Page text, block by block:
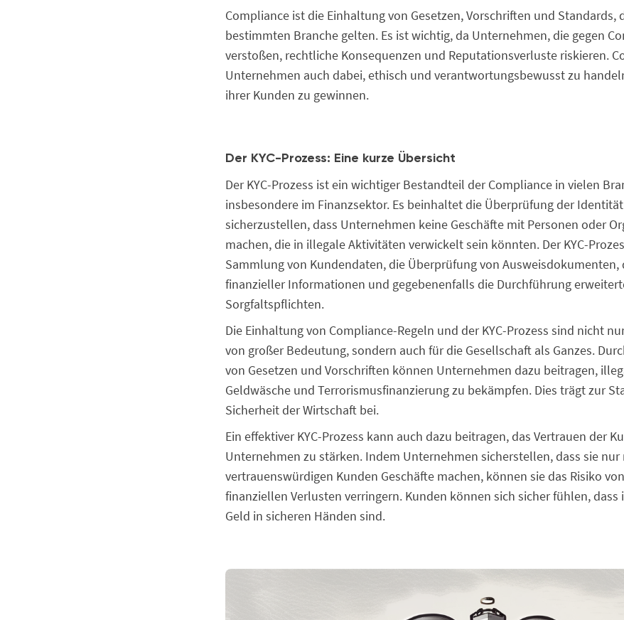
Compliance ist die Einhaltung von Gesetzen, Vorschriften und Standards,
bestimmten Branche gelten. Es ist wichtig, da Unternehmen, die gegen
verstoßen, rechtliche Konsequenzen und Reputationsverluste riskieren.
Unternehmen auch dabei, ethisch und verantwortungsbewusst zu
ihrer Kunden zu gewinnen.
Der KYC-Prozess: Eine kurze Übersicht
Der KYC-Prozess ist ein wichtiger Bestandteil der Compliance in vielen
insbesondere im Finanzsektor. Es beinhaltet die Überprüfung der
sicherzustellen, dass Unternehmen keine Geschäfte mit Personen oder
machen, die in illegale Aktivitäten verwickelt sein könnten. Der KYC-
Sammlung von Kundendaten, die Überprüfung von Ausweisdokumenten,
finanzieller Informationen und gegebenenfalls die Durchführung
Sorgfaltspflichten.
Die Einhaltung von Compliance-Regeln und der KYC-Prozess sind nicht
von großer Bedeutung, sondern auch für die Gesellschaft als Ganzes.
von Gesetzen und Vorschriften können Unternehmen dazu beitragen,
Geldwäsche und Terrorismusfinanzierung zu bekämpfen. Dies trägt zur
Sicherheit der Wirtschaft bei.
Ein effektiver KYC-Prozess kann auch dazu beitragen, das Vertrauen der
Unternehmen zu stärken. Indem Unternehmen sicherstellen, dass sie nur
vertrauenswürdigen Kunden Geschäfte machen, können sie das Risiko
finanziellen Verlusten verringern. Kunden können sich sicher fühlen, dass
Geld in sicheren Händen sind.